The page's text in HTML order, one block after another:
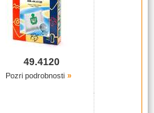
49.4120
Pozri podrobnosti